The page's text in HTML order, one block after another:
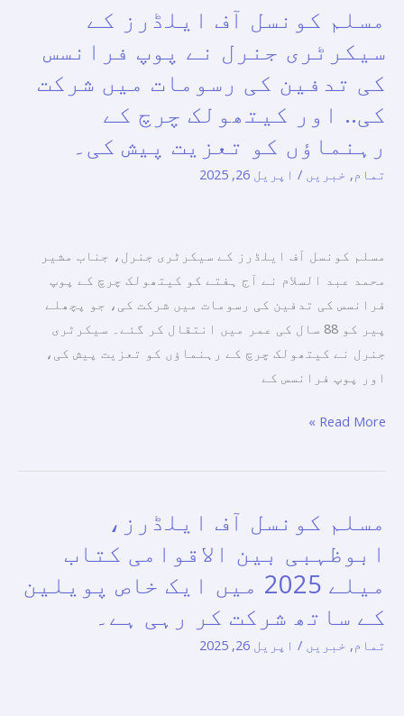
پبلشنگ
کی
مطبوعات
تعریف
کی۔
مسلم کونسل آف ایلڈرز کے
سیکرٹری جنرل نے پوپ فرانسس
کی تدفین کی رسومات میں شرکت
کی.. اور کیتھولک چرچ کے
رہنماؤں کو تعزیت پیش کی۔
تمام, خبریں / اپریل 26, 2025
مسلم کونسل آف ایلڈرز کے سیکرٹری جنرل، جناب مشیر
محمد عبد السلام نے آج ہفتے کو کیتھولک چرچ کے پوپ
فرانسس کی تدفین کی رسومات میں شرکت کی، جو پچھلے
پیر کو 88 سال کی عمر میں انتقال کر گئے۔ سیکرٹری
جنرل نے کیتھولک چرچ کے رہنماؤں کو تعزیت پیش کی،
اور پوپ فرانسس کے
آف
ایلڈرز
کے
جنرل
نے
کی
تدفین
کی
رسومات
میں
شرکت
اور
چرچ
رہنماؤں
کو
تعزیت
پیش
کی۔
Read More »
مسلم کونسل آف ایلڈرز،
ابوظہبی بین الاقوامی کتاب
میلے 2025 میں ایک خاص پویلین
کے ساتھ شرکت کر رہی ہے۔
تمام, خبریں / اپریل 26, 2025
آف
ایلڈرز،
ابوظہبی